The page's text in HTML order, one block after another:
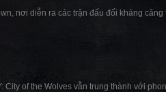
nơi diễn ra các trận đấu đối kháng
City of the Wolves vẫn trung thành với